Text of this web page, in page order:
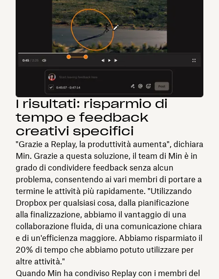
I risultati: risparmio di
tempo e feedback
creativi specifici
"Grazie a Replay, la produttività aumenta", dichiara
Min. Grazie a questa soluzione, il team di Min è in
grado di condividere feedback senza alcun
problema, consentendo ai vari membri di portare a
termine le attività più rapidamente. "Utilizzando
Dropbox per qualsiasi cosa, dalla pianificazione
alla finalizzazione, abbiamo il vantaggio di una
collaborazione fluida, di una comunicazione chiara
e di un'efficienza maggiore. Abbiamo risparmiato il
20% di tempo che abbiamo potuto utilizzare per
altre attività."
Quando Min ha condiviso Replay con i membri del